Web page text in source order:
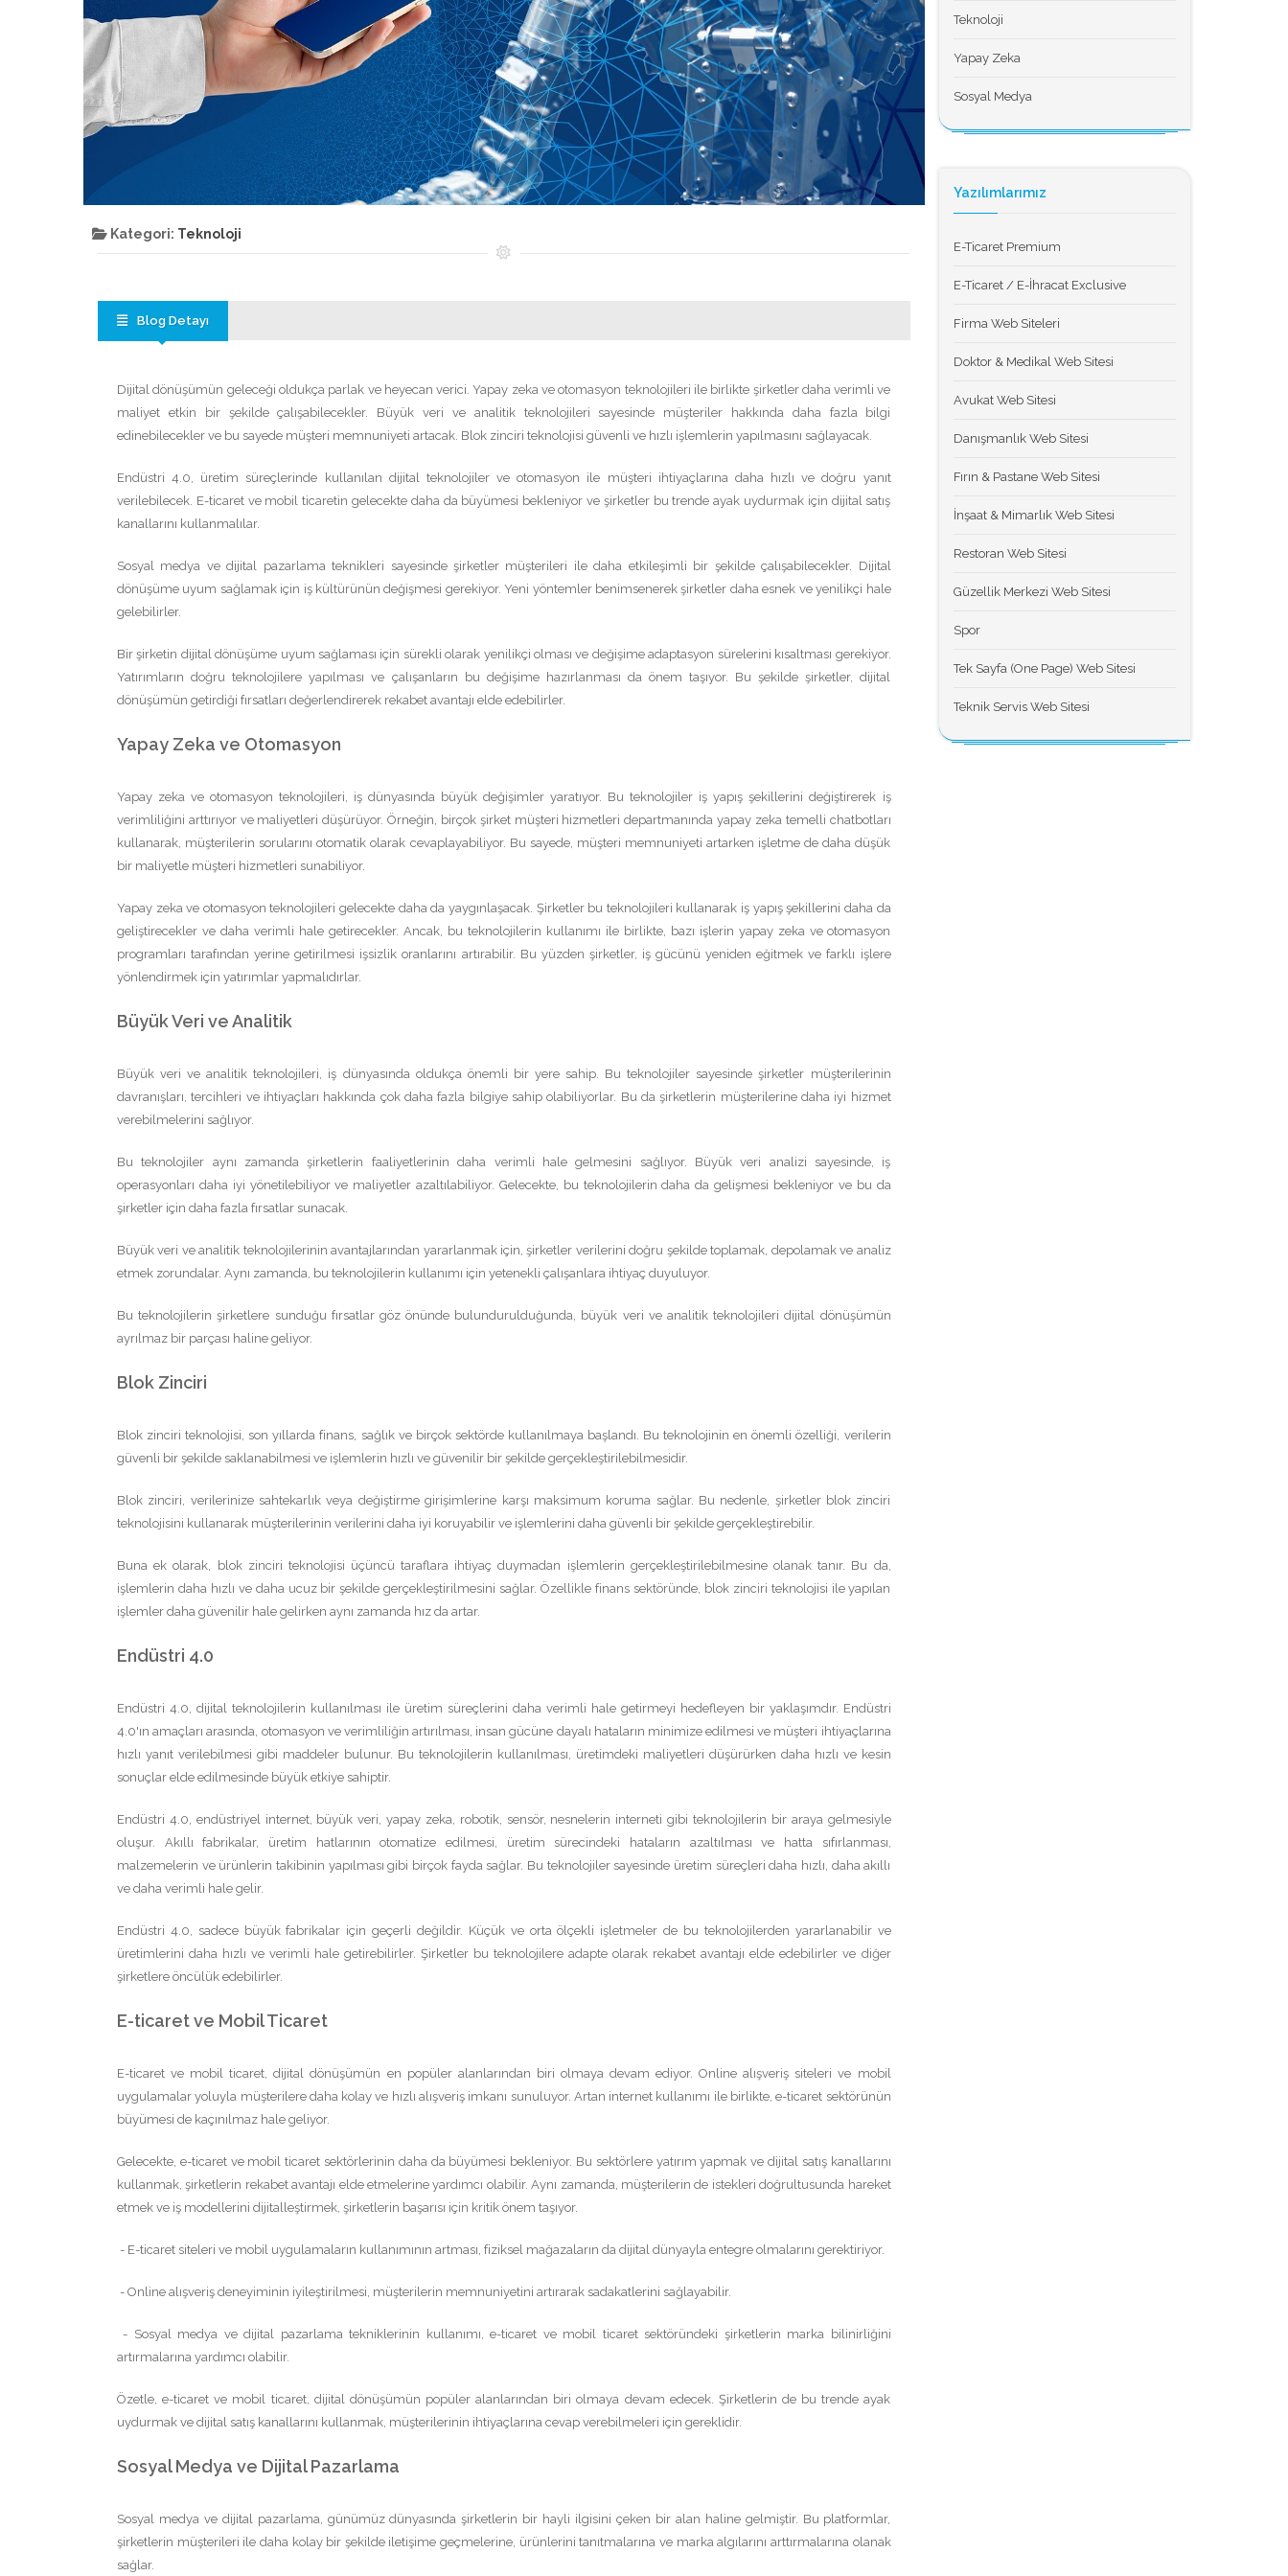
Kategori: Teknoloji
Blog Detayı
Dijital dönüşümün geleceği oldukça parlak ve heyecan verici. Yapay zeka ve otomasyon teknolojileri ile birlikte şirketler daha verimli ve
maliyet etkin bir şekilde çalışabilecekler. Büyük veri ve analitik teknolojileri sayesinde müşteriler hakkında daha fazla bilgi
edinebilecekler ve bu sayede müşteri memnuniyeti artacak. Blok zinciri teknolojisi güvenli ve hızlı işlemlerin yapılmasını sağlayacak.
Endüstri 4.0, üretim süreçlerinde kullanılan dijital teknolojiler ve otomasyon ile müşteri ihtiyaçlarına daha hızlı ve doğru yanıt
verilebilecek. E-ticaret ve mobil ticaretin gelecekte daha da büyümesi bekleniyor ve şirketler bu trende ayak uydurmak için dijital satış
kanallarını kullanmalılar.
Sosyal medya ve dijital pazarlama teknikleri sayesinde şirketler müşterileri ile daha etkileşimli bir şekilde çalışabilecekler. Dijital
dönüşüme uyum sağlamak için iş kültürünün değişmesi gerekiyor. Yeni yöntemler benimsenerek şirketler daha esnek ve yenilikçi hale
gelebilirler.
Bir şirketin dijital dönüşüme uyum sağlaması için sürekli olarak yenilikçi olması ve değişime adaptasyon sürelerini kısaltması gerekiyor.
Yatırımların doğru teknolojilere yapılması ve çalışanların bu değişime hazırlanması da önem taşıyor. Bu şekilde şirketler, dijital
dönüşümün getirdiği fırsatları değerlendirerek rekabet avantajı elde edebilirler.
Yapay Zeka ve Otomasyon
Yapay zeka ve otomasyon teknolojileri, iş dünyasında büyük değişimler yaratıyor. Bu teknolojiler iş yapış şekillerini değiştirerek iş
verimliliğini arttırıyor ve maliyetleri düşürüyor. Örneğin, birçok şirket müşteri hizmetleri departmanında yapay zeka temelli chatbotları
kullanarak, müşterilerin sorularını otomatik olarak cevaplayabiliyor. Bu sayede, müşteri memnuniyeti artarken işletme de daha düşük
bir maliyetle müşteri hizmetleri sunabiliyor.
Yapay zeka ve otomasyon teknolojileri gelecekte daha da yaygınlaşacak. Şirketler bu teknolojileri kullanarak iş yapış şekillerini daha da
geliştirecekler ve daha verimli hale getirecekler. Ancak, bu teknolojilerin kullanımı ile birlikte, bazı işlerin yapay zeka ve otomasyon
programları tarafından yerine getirilmesi işsizlik oranlarını artırabilir. Bu yüzden şirketler, iş gücünü yeniden eğitmek ve farklı işlere
yönlendirmek için yatırımlar yapmalıdırlar.
Büyük Veri ve Analitik
Büyük veri ve analitik teknolojileri, iş dünyasında oldukça önemli bir yere sahip. Bu teknolojiler sayesinde şirketler müşterilerinin
davranışları, tercihleri ve ihtiyaçları hakkında çok daha fazla bilgiye sahip olabiliyorlar. Bu da şirketlerin müşterilerine daha iyi hizmet
verebilmelerini sağlıyor.
Bu teknolojiler aynı zamanda şirketlerin faaliyetlerinin daha verimli hale gelmesini sağlıyor. Büyük veri analizi sayesinde, iş
operasyonları daha iyi yönetilebiliyor ve maliyetler azaltılabiliyor. Gelecekte, bu teknolojilerin daha da gelişmesi bekleniyor ve bu da
şirketler için daha fazla fırsatlar sunacak.
Büyük veri ve analitik teknolojilerinin avantajlarından yararlanmak için, şirketler verilerini doğru şekilde toplamak, depolamak ve analiz
etmek zorundalar. Aynı zamanda, bu teknolojilerin kullanımı için yetenekli çalışanlara ihtiyaç duyuluyor.
Bu teknolojilerin şirketlere sunduğu fırsatlar göz önünde bulundurulduğunda, büyük veri ve analitik teknolojileri dijital dönüşümün
ayrılmaz bir parçası haline geliyor.
Blok Zinciri
Blok zinciri teknolojisi, son yıllarda finans, sağlık ve birçok sektörde kullanılmaya başlandı. Bu teknolojinin en önemli özelliği, verilerin
güvenli bir şekilde saklanabilmesi ve işlemlerin hızlı ve güvenilir bir şekilde gerçekleştirilebilmesidir.
Blok zinciri, verilerinize sahtekarlık veya değiştirme girişimlerine karşı maksimum koruma sağlar. Bu nedenle, şirketler blok zinciri
teknolojisini kullanarak müşterilerinin verilerini daha iyi koruyabilir ve işlemlerini daha güvenli bir şekilde gerçekleştirebilir.
Buna ek olarak, blok zinciri teknolojisi üçüncü taraflara ihtiyaç duymadan işlemlerin gerçekleştirilebilmesine olanak tanır. Bu da,
işlemlerin daha hızlı ve daha ucuz bir şekilde gerçekleştirilmesini sağlar. Özellikle finans sektöründe, blok zinciri teknolojisi ile yapılan
işlemler daha güvenilir hale gelirken aynı zamanda hız da artar.
Endüstri 4.0
Endüstri 4.0, dijital teknolojilerin kullanılması ile üretim süreçlerini daha verimli hale getirmeyi hedefleyen bir yaklaşımdır. Endüstri
4.0'ın amaçları arasında, otomasyon ve verimliliğin artırılması, insan gücüne dayalı hataların minimize edilmesi ve müşteri ihtiyaçlarına
hızlı yanıt verilebilmesi gibi maddeler bulunur. Bu teknolojilerin kullanılması, üretimdeki maliyetleri düşürürken daha hızlı ve kesin
sonuçlar elde edilmesinde büyük etkiye sahiptir.
Endüstri 4.0, endüstriyel internet, büyük veri, yapay zeka, robotik, sensör, nesnelerin interneti gibi teknolojilerin bir araya gelmesiyle
oluşur. Akıllı fabrikalar, üretim hatlarının otomatize edilmesi, üretim sürecindeki hataların azaltılması ve hatta sıfırlanması,
malzemelerin ve ürünlerin takibinin yapılması gibi birçok fayda sağlar. Bu teknolojiler sayesinde üretim süreçleri daha hızlı, daha akıllı
ve daha verimli hale gelir.
Endüstri 4.0, sadece büyük fabrikalar için geçerli değildir. Küçük ve orta ölçekli işletmeler de bu teknolojilerden yararlanabilir ve
üretimlerini daha hızlı ve verimli hale getirebilirler. Şirketler bu teknolojilere adapte olarak rekabet avantajı elde edebilirler ve diğer
şirketlere öncülük edebilirler.
E-ticaret ve Mobil Ticaret
E-ticaret ve mobil ticaret, dijital dönüşümün en popüler alanlarından biri olmaya devam ediyor. Online alışveriş siteleri ve mobil
uygulamalar yoluyla müşterilere daha kolay ve hızlı alışveriş imkanı sunuluyor. Artan internet kullanımı ile birlikte, e-ticaret sektörünün
büyümesi de kaçınılmaz hale geliyor.
Gelecekte, e-ticaret ve mobil ticaret sektörlerinin daha da büyümesi bekleniyor. Bu sektörlere yatırım yapmak ve dijital satış kanallarını
kullanmak, şirketlerin rekabet avantajı elde etmelerine yardımcı olabilir. Aynı zamanda, müşterilerin de istekleri doğrultusunda hareket
etmek ve iş modellerini dijitalleştirmek, şirketlerin başarısı için kritik önem taşıyor.
- E-ticaret siteleri ve mobil uygulamaların kullanımının artması, fiziksel mağazaların da dijital dünyayla entegre olmalarını gerektiriyor.
- Online alışveriş deneyiminin iyileştirilmesi, müşterilerin memnuniyetini artırarak sadakatlerini sağlayabilir.
- Sosyal medya ve dijital pazarlama tekniklerinin kullanımı, e-ticaret ve mobil ticaret sektöründeki şirketlerin marka bilinirliğini
artırmalarına yardımcı olabilir.
Özetle, e-ticaret ve mobil ticaret, dijital dönüşümün popüler alanlarından biri olmaya devam edecek. Şirketlerin de bu trende ayak
uydurmak ve dijital satış kanallarını kullanmak, müşterilerinin ihtiyaçlarına cevap verebilmeleri için gereklidir.
Sosyal Medya ve Dijital Pazarlama
Sosyal medya ve dijital pazarlama, günümüz dünyasında şirketlerin bir hayli ilgisini çeken bir alan haline gelmiştir. Bu platformlar,
şirketlerin müşterileri ile daha kolay bir şekilde iletişime geçmelerine, ürünlerini tanıtmalarına ve marka algılarını arttırmalarına olanak
sağlar.
Teknoloji
Yapay Zeka
Sosyal Medya
Yazılımlarımız
E-Ticaret Premium
E-Ticaret / E-İhracat Exclusive
Firma Web Siteleri
Doktor & Medikal Web Sitesi
Avukat Web Sitesi
Danışmanlık Web Sitesi
Fırın & Pastane Web Sitesi
İnşaat & Mimarlık Web Sitesi
Restoran Web Sitesi
Güzellik Merkezi Web Sitesi
Spor
Tek Sayfa (One Page) Web Sitesi
Teknik Servis Web Sitesi